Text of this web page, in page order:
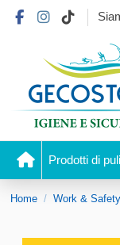
Prodotti di
Home Work & Safety